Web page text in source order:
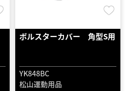
ボルスターカバー 角型S用
YK848BC
松山運動用品